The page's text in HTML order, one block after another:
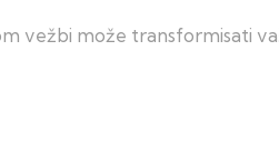
vežbi može transformisati